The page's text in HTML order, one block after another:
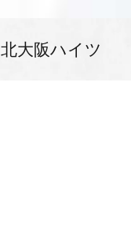
北大阪ハイツ